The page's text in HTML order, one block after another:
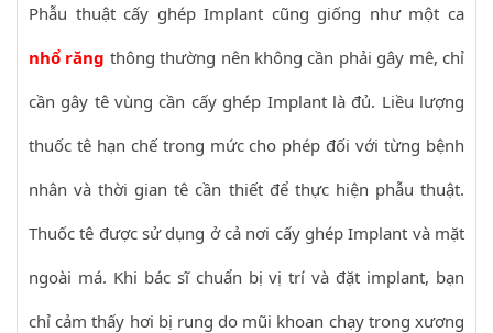
Phẫu thuật cấy ghép Implant cũng giống như một ca
nhổ răng thông thường nên không cần phải gây mê, chỉ
cần gây tê vùng cần cấy ghép Implant là đủ. Liều lượng
thuốc tê hạn chế trong mức cho phép đối với từng bệnh
nhân và thời gian tê cần thiết để thực hiện phẫu thuật.
Thuốc tê được sử dụng ở cả nơi cấy ghép Implant và mặt
ngoài má. Khi bác sĩ chuẩn bị vị trí và đặt implant, bạn
chỉ cảm thấy hơi bị rung do mũi khoan chạy trong xương